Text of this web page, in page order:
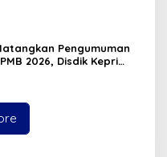
Pengumuman
2026, Disdik Kepri